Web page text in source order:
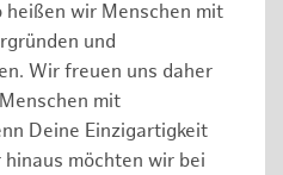
wir Menschen mit
und
Wir freuen uns daher
mit
Deine Einzigartigkeit
möchten wir bei